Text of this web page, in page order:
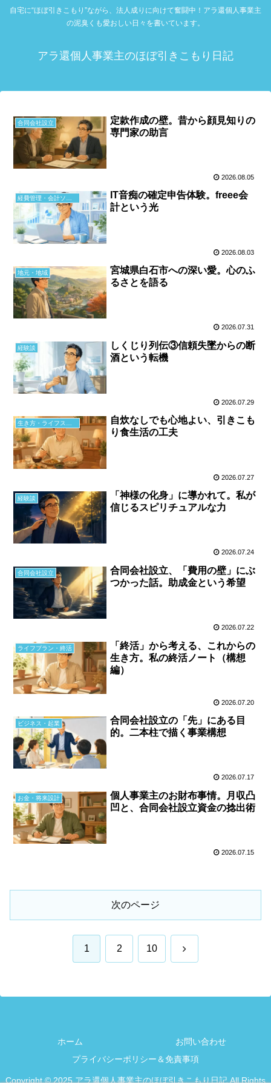
自宅に“ほぼ引きこもり”ながら、法人成りに向けて奮闘中！アラ還個人事業主
の泥臭くも愛おしい日々を書いています。
アラ還個人事業主のほぼ引きこもり日記
合同会社設立
定款作成の壁。昔から顔見知りの
専門家の助言
2026.08.05
IT音痴の確定申告体験。freee会
計という光
2026.08.03
地元・地域
宮城県白石市への深い愛。心のふ
るさとを語る
2026.07.31
経験談
しくじり列伝③信頼失墜からの断
酒という転機
2026.07.29
自炊なしでも心地よい、引きこも
り食生活の工夫
2026.07.27
経験談
「神様の化身」に導かれて。私が
信じるスピリチュアルな力
2026.07.24
合同会社設立
合同会社設立、「費用の壁」にぶ
つかった話。助成金という希望
2026.07.22
ライフプラン・終活
「終活」から考える、これからの
生き方。私の終活ノート（構想
編）
2026.07.20
ビジネス・起業
合同会社設立の「先」にある目
的。二本柱で描く事業構想
2026.07.17
お金・将来設計
個人事業主のお財布事情。月収凸
凹と、合同会社設立資金の捻出術
2026.07.15
次のページ
1 2 10 次
ホーム
お問い合わせ
プライバシーポリシー＆免責事項
Copyright © 2025 アラ還個人事業主のほぼ引きこもり日記 All Rights